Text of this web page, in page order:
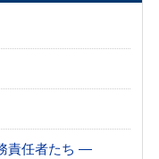
責任者たち ―